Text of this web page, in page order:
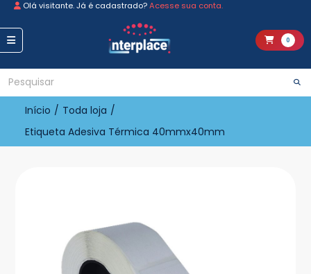
Olá visitante. Já é cadastrado?Acesse sua conta.
0
Início / Toda loja /
Etiqueta Adesiva Térmica 40mmx40mm